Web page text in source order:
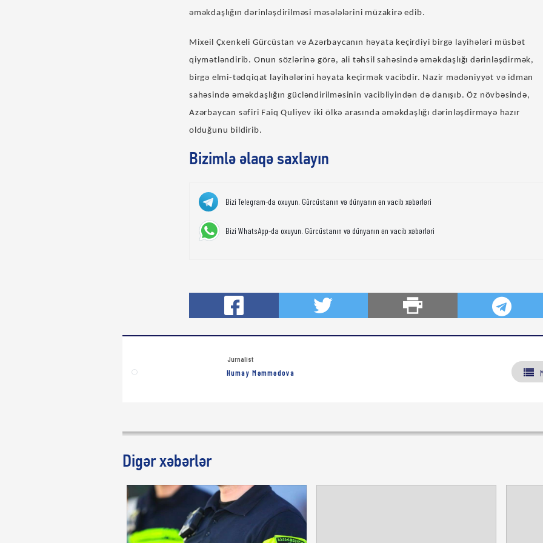
əməkdaşlığın dərinləşdirilməsi məsələlərini müzakirə edib.
Mixeil Çxenkeli Gürcüstan və Azərbaycanın həyata keçirdiyi birgə layihələri müsbət
qiymətləndirib. Onun sözlərinə görə, ali təhsil sahəsində əməkdaşlığı dərinləşdirmək,
birgə elmi-tədqiqat layihələrini həyata keçirmək vacibdir. Nazir mədəniyyət və idman
sahəsində əməkdaşlığın gücləndirilməsinin vacibliyindən də danışıb. Öz növbəsində,
Azərbaycan səfiri Faiq Quliyev iki ölkə arasında əməkdaşlığı dərinləşdirməyə hazır
olduğunu bildirib.
Bizimlə əlaqə saxlayın
Bizi Telegram-da oxuyun. Gürcüstanın və dünyanın ən vacib xəbərləri
Bizi WhatsApp-da oxuyun. Gürcüstanın və dünyanın ən vacib xəbərləri
Jurnalist
Humay Məmmədova
Digər xəbərlər